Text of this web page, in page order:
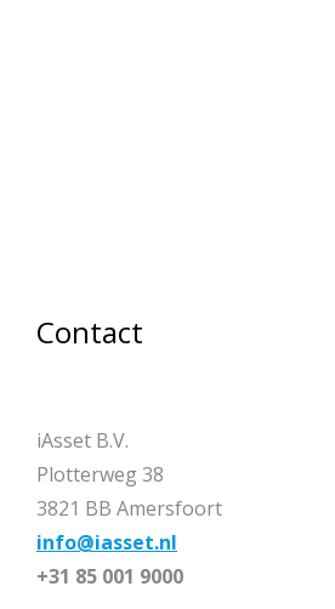
Contact
iAsset B.V.
Plotterweg 38
3821 BB Amersfoort
info@iasset.nl
+31 85 001 9000